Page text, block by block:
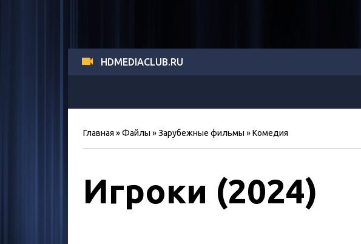
HDMEDIACLUB.RU
Главная »Файлы »Зарубежные фильмы »Комедия
Игроки (2024)